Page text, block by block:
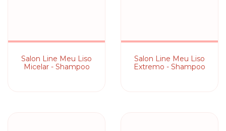
Salon Line Meu Liso
Micelar - Shampoo
Salon Line Meu Liso
Extremo - Shampoo